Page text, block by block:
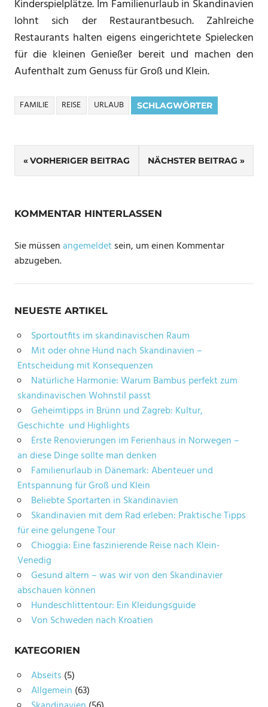
Kinderspielplätze. Im Familienurlaub in Skandinavien
lohnt sich der Restaurantbesuch. Zahlreiche
Restaurants halten eigens eingerichtete Spielecken
für die kleinen Genießer bereit und machen den
Aufenthalt zum Genuss für Groß und Klein.
SCHLAGWÖRTER
FAMILIE REISE URLAUB
Beitragsnavigation
VORHERIGER BEITRAG NÄCHSTER BEITRAG
KOMMENTAR HINTERLASSEN
Sie müssenangemeldetsein, um einen Kommentar
abzugeben.
NEUESTE ARTIKEL
Sportoutfits im skandinavischen Raum
Mit oder ohne Hund nach Skandinavien –
Entscheidung mit Konsequenzen
Natürliche Harmonie: Warum Bambus perfekt zum
skandinavischen Wohnstil passt
Geheimtipps in Brünn und Zagreb: Kultur,
Geschichte und Highlights
Erste Renovierungen im Ferienhaus in Norwegen –
an diese Dinge sollte man denken
Familienurlaub in Dänemark: Abenteuer und
Entspannung für Groß und Klein
Beliebte Sportarten in Skandinavien
Skandinavien mit dem Rad erleben: Praktische Tipps
für eine gelungene Tour
Chioggia: Eine faszinierende Reise nach Klein-
Venedig
Gesund altern – was wir von den Skandinavier
abschauen können
Hundeschlittentour: Ein Kleidungsguide
Von Schweden nach Kroatien
KATEGORIEN
Abseits (5)
Allgemein (63)